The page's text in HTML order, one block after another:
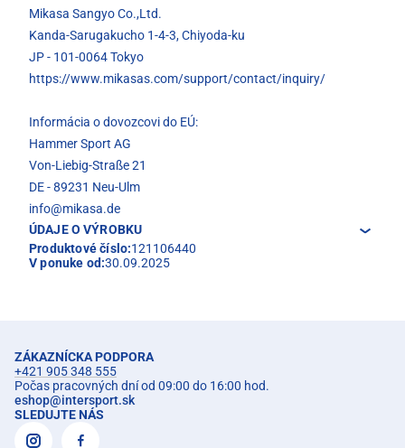
Mikasa Sangyo Co.,Ltd.
Kanda-Sarugakucho 1-4-3, Chiyoda-ku
JP - 101-0064 Tokyo
https://www.mikasas.com/support/contact/inquiry/
Informácia o dovozcovi do EÚ:
Hammer Sport AG
Von-Liebig-Straße 21
DE - 89231 Neu-Ulm
info@mikasa.de
ÚDAJE O VÝROBKU
Produktové číslo:121106440
V ponuke od:30.09.2025
ZÁKAZNÍCKA PODPORA
+421 905 348 555
Počas pracovných dní od 09:00 do 16:00 hod.
eshop@intersport.sk
SLEDUJTE NÁS